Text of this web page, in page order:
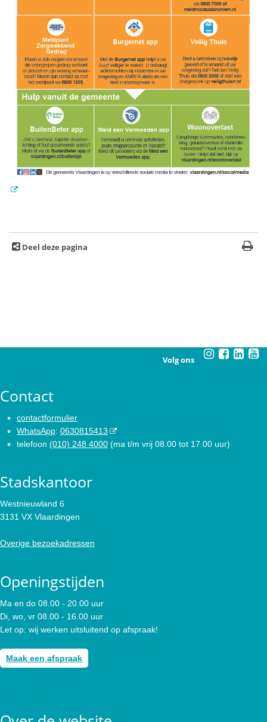
Deel deze pagina
Volg ons
Contact
contactformulier
WhatsApp: 0630815413
telefoon (010) 248 4000 (ma t/m vrij 08.00 tot 17.00 uur)
Stadskantoor
Westnieuwland 6
3131 VX Vlaardingen
Overige bezoekadressen
Openingstijden
Ma en do 08.00 - 20.00 uur
Di, wo, vr 08.00 - 16.00 uur
Let op: wij werken uitsluitend op afspraak!
Maak een afspraak